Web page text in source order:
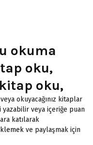
okuma
oku,
oku,
okuyacağınız kitaplar
veya içeriğe puan
katılarak
ve paylaşmak için